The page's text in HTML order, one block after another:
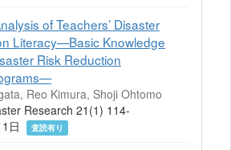
of Teachers’ Disaster
Literacy—Basic Knowledge
Risk Reduction
Reo Kimura, Shoji Ohtomo
Research 21(1) 114-
日
査読有り